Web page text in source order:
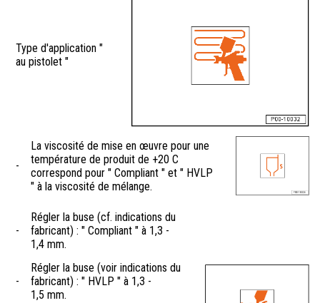
Type d'application "
au pistolet "
-
La viscosité de mise en œuvre pour une
température de produit de +20 C
correspond pour " Compliant " et " HVLP
" à la viscosité de mélange.
-
Régler la buse (cf. indications du
fabricant) : " Compliant " à 1,3 -
1,4 mm.
-
Régler la buse (voir indications du
fabricant) : " HVLP " à 1,3 -
1,5 mm.